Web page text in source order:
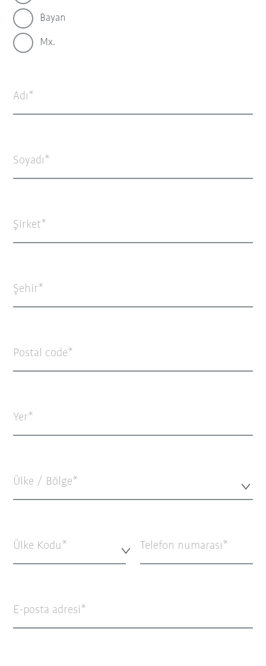
Bayan
Mx.
Adı
Soyadı
Şirket
Şehir
Postal code
Yer
Ülke / Bölge*
Ülke Kodu* Telefon numarası
E-posta adresi